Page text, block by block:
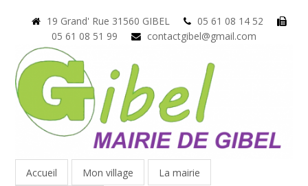
19 Grand' Rue 31560 GIBEL
05 61 08 14 52
05 61 08 51 99
contactgibel@gmail.com
Accueil Mon village
La mairie